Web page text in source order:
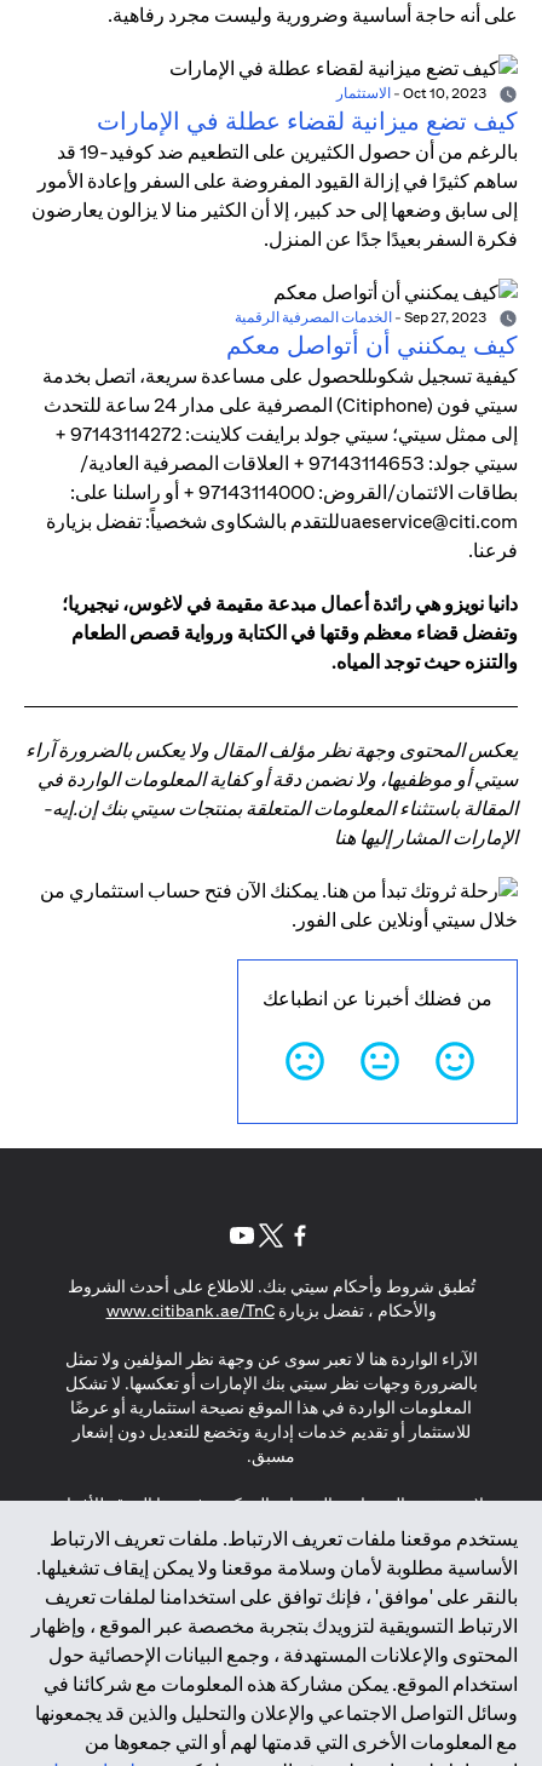
على أنه حاجة أساسية وضرورية وليست مجرد رفاهية.
- الاستثمار
كيف تضع ميزانية لقضاء عطلة في الإمارات
بالرغم من أن حصول الكثيرين على التطعيم ضد كوفيد-19 قد
ساهم كثيرًا في إزالة القيود المفروضة على السفر وإعادة الأمور
إلى سابق وضعها إلى حد كبير، إلا أن الكثير منا لا يزالون يعارضون
فكرة السفر بعيدًا جدًا عن المنزل.
- الخدمات المصرفية الرقمية
كيف يمكنني أن أتواصل معكم
كيفية تسجيل شكوىللحصول على مساعدة سريعة، اتصل بخدمة
سيتي فون (Citiphone) المصرفية على مدار 24 ساعة للتحدث
إلى ممثل سيتي؛ سيتي جولد برايفت كلاينت: 97143114272 +
سيتي جولد: 97143114653 + العلاقات المصرفية العادية/
بطاقات الائتمان/القروض: 97143114000 + أو راسلنا على:
uaeservice@citi.comللتقدم بالشكاوى شخصياً: تفضل بزيارة
فرعنا.
دانيا نويزو هي رائدة أعمال مبدعة مقيمة في لاغوس، نيجيريا؛
وتفضل قضاء معظم وقتها في الكتابة ورواية قصص الطعام
والتنزه حيث توجد المياه.
يعكس المحتوى وجهة نظر مؤلف المقال ولا يعكس بالضرورة آراء
سيتي أو موظفيها، ولا نضمن دقة أو كفاية المعلومات الواردة في
المقالة باستثناء المعلومات المتعلقة بمنتجات سيتي بنك إن.إيه-
الإمارات المشار إليها هنا
من فضلك أخبرنا عن انطباعك
يستخدم موقعنا ملفات تعريف الارتباط. ملفات تعريف الارتباط
الأساسية مطلوبة لأمان وسلامة موقعنا ولا يمكن إيقاف تشغيلها.
بالنقر على 'موافق' ، فإنك توافق على استخدامنا لملفات تعريف
الارتباط التسويقية لتزويدك بتجربة مخصصة عبر الموقع ، وإظهار
المحتوى والإعلانات المستهدفة ، وجمع البيانات الإحصائية حول
استخدام الموقع. يمكن مشاركة هذه المعلومات مع شركائنا في
وسائل التواصل الاجتماعي والإعلان والتحليل والذين قد يجمعونها
مع المعلومات الأخرى التي قدمتها لهم أو التي جمعوها من
تُطبق شروط وأحكام سيتي بنك. للاطلاع على أحدث الشروط
والأحكام ، تفضل بزيارةwww.citibank.ae/TnC
(opens in a new tab)
الآراء الواردة هنا لا تعبر سوى عن وجهة نظر المؤلفين ولا تمثل
بالضرورة وجهات نظر سيتي بنك الإمارات أو تعكسها. لا تشكل
المعلومات الواردة في هذا الموقع نصيحة استثمارية أو عرضًا
للاستثمار أو تقديم خدمات إدارية وتخضع للتعديل دون إشعار
مسبق.
لا يتم تقديم المنتجات والخدمات المذكورة في هذا الموقع للأفراد
المقيمين في الاتحاد الأوروبي أو المنطقة الاقتصادية الأوروبية أو
سويسرا أو غيرنسي أو جيرسي أو موناكو أو سان مارينو أو
الفاتيكان أو جزيرة مان أو المملكة المتحدة أو خصوصية البيانات
(لائحة حماية البيانات العامة \ قانون حماية البيانات الشخصية
العامة \ قانون خصوصية نيوزيلندا). المحتوى الموجود في هذه
الصفحة ليس ولا ينبغي تفسيره على أنه عرض أو دعوة أو دعوة
لشراء أو بيع أي من المنتجات والخدمات المذكورة هنا لمثل هؤلاء
الأفراد.
*GDPR – اللائحة العامة لحماية البيانات؛ * LGPD – Lei Geral de